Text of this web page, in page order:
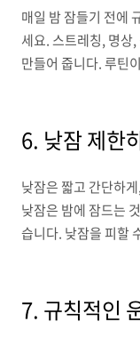
매일 밤 잠들기 전에
세요. 스트레칭, 명상
만들어 줍니다. 루틴
6. 낮잠 제한
낮잠은 짧고 간단하
낮잠은 밤에 잠드는
습니다. 낮잠을 피할
7. 규칙적인